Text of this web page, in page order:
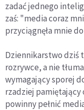
zadać jednego
zaś: "media coraz
przyciągnęła mnie
Dziennikarstwo dziś
rozrywce, a nie
wymagający sporej
rzadziej pamiętający
powinny pełnić